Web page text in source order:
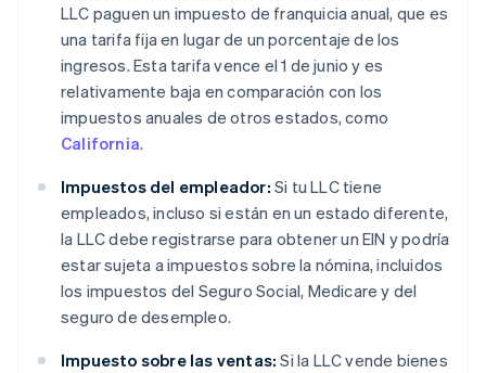
LLC paguen un impuesto de franquicia anual, que es
una tarifa fija en lugar de un porcentaje de los
ingresos. Esta tarifa vence el 1 de junio y es
relativamente baja en comparación con los
impuestos anuales de otros estados, como
California.
Impuestos del empleador: Si tu LLC tiene
empleados, incluso si están en un estado diferente,
la LLC debe registrarse para obtener un EIN y podría
estar sujeta a impuestos sobre la nómina, incluidos
los impuestos del Seguro Social, Medicare y del
seguro de desempleo.
Impuesto sobre las ventas: Si la LLC vende bienes